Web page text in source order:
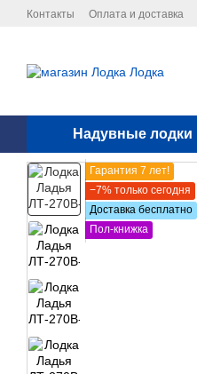
Перейти к основному контенту
Контакты Оплата и доставка
Надувные лодки
Гарантия 7 лет!
−7% только сегодня
Доставка бесплатно
Пол-книжка